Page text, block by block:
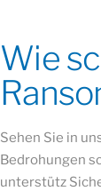
Wie
Sehen Sie in
Bedrohungen
unterstütz